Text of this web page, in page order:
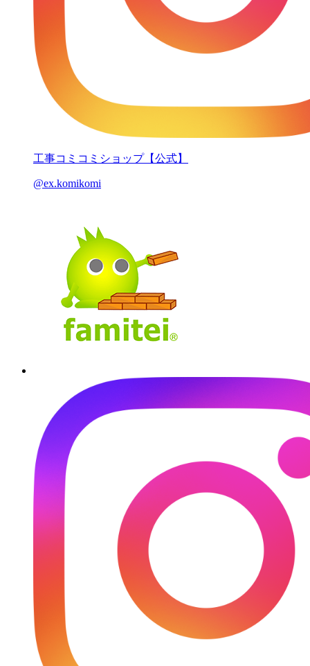
工事コミコミショップ【公式】
@ex.komikomi